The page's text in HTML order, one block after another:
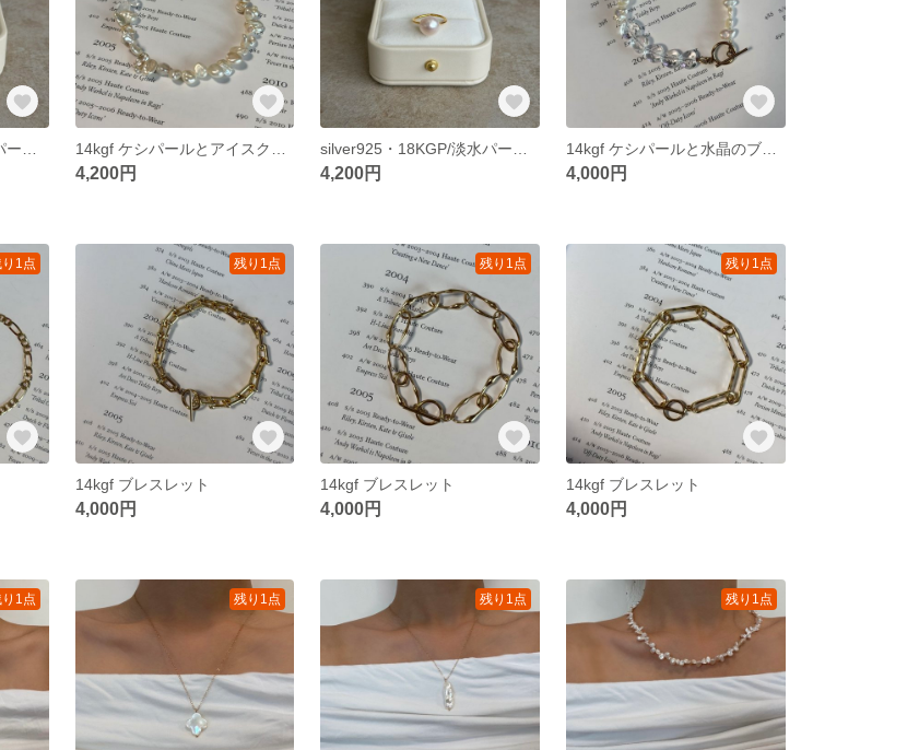
4,200円 4,200円 4,000円
1点 残り1点
14kgf ブレスレット
4,000円
残り1点
14kgf ブレスレット
4,000円
残り1点
14kgf ブレスレット
4,000円
1点 残り1点 残り1点 残り1点